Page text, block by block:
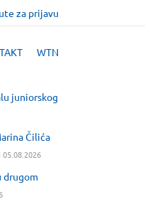
za prijavu
WTN
juniorskog
Čilića
05.08.2026
drugom